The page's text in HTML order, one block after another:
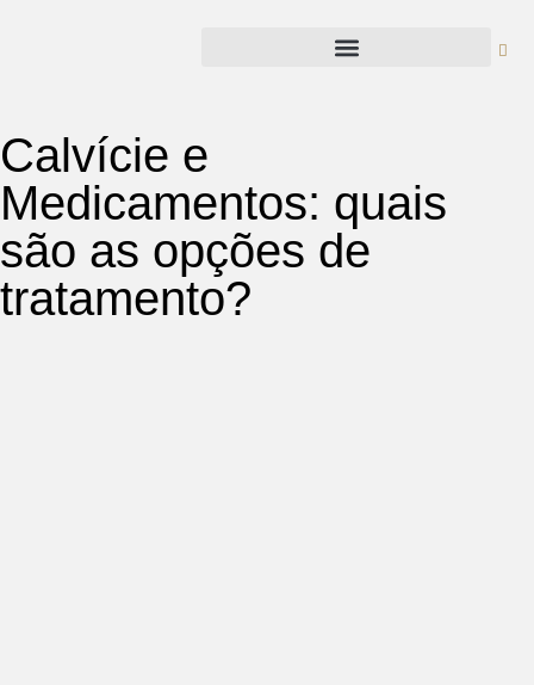
Calvície e
Medicamentos: quais
são as opções de
tratamento?